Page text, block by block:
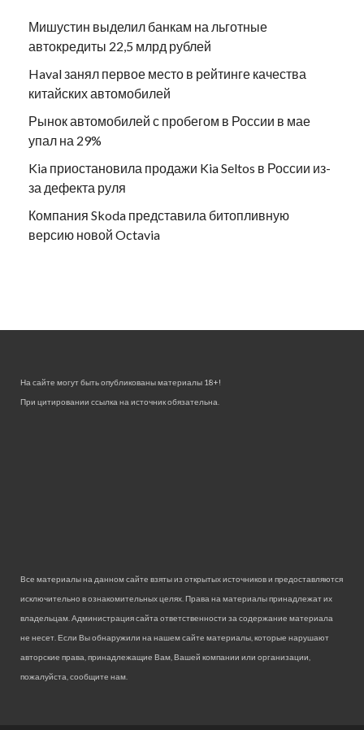
Мишустин выделил банкам на льготные
автокредиты 22,5 млрд рублей
Haval занял первое место в рейтинге качества
китайских автомобилей
Рынок автомобилей с пробегом в России в мае
упал на 29%
Kia приостановила продажи Kia Seltos в России из-
за дефекта руля
Компания Skoda представила битопливную
версию новой Octavia
На сайте могут быть опубликованы материалы 18+!
При цитировании ссылка на источник обязательна.
Все материалы на данном сайте взяты из открытых источников и предоставляются
исключительно в ознакомительных целях. Права на материалы принадлежат их
владельцам. Администрация сайта ответственности за содержание материала
не несет. Если Вы обнаружили на нашем сайте материалы, которые нарушают
авторские права, принадлежащие Вам, Вашей компании или организации,
пожалуйста, сообщите нам.